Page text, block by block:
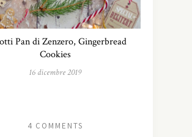
Pan di Zenzero, Gingerbread
Cookies
16 dicembre 2019
4 COMMENTS